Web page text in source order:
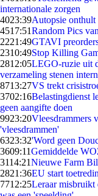
internationale zorgen
4023:39Autopsie
4517:51Random Pics
2221:49GTAVI
2310:49Stop Killing
2812:05LEGO-ruzie uit
verzameling stenen
8713:27VS trekt
3702:16Belastingdienst
geen aangifte doen
9923:20Vleesdrammers
'vleesdrammen'
6323:32'Word geen
3609:11Gemiddelde
3114:21Nieuwe Farm
2821:36EU start
7712:25Leraar misbruikt